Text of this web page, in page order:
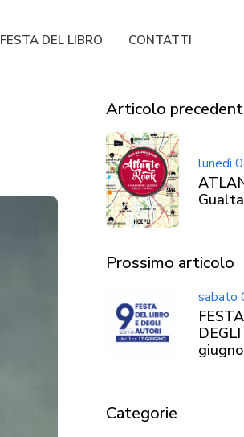
FESTA DEL LIBRO CONTATTI
Articolo
lunedì
Prossimo articolo
sabato
Categorie